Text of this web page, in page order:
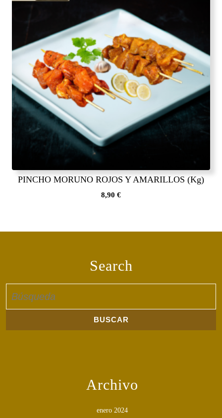
PINCHO MORUNO ROJOS Y AMARILLOS (Kg)
8,90 €
Search
Archivo
enero 2024